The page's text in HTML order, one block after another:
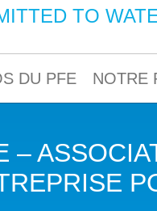
TO
DU PFE
DU PFE
NOTRE
EAU &
–